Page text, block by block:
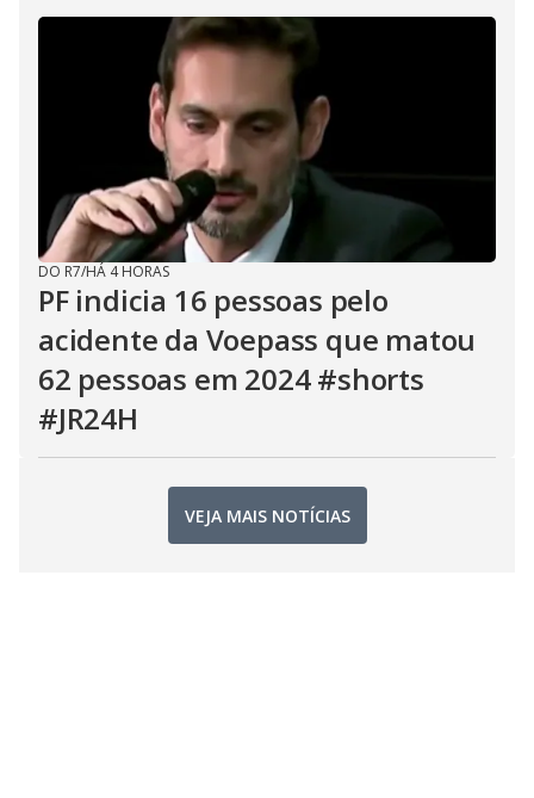
DO R7/HÁ 4 HORAS
PF indicia 16 pessoas pelo
acidente da Voepass que matou
62 pessoas em 2024 #shorts
#JR24H
VEJA MAIS NOTÍCIAS